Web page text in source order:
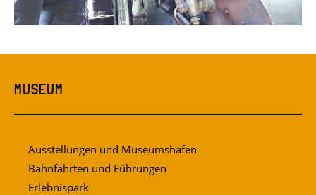
MUSEUM
Ausstellungen und Museumshafen
Bahnfahrten und Führungen
Erlebnispark